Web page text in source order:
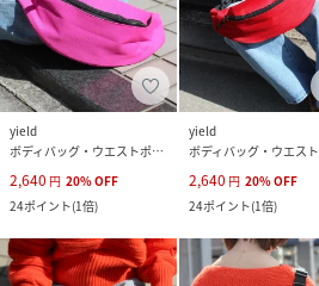
yield
ボディバッグ・ウエストポーチ
2,640 円 20%OFF
24ポイント(1倍)
yield
2,640 円 20%OFF
24ポイント(1倍)